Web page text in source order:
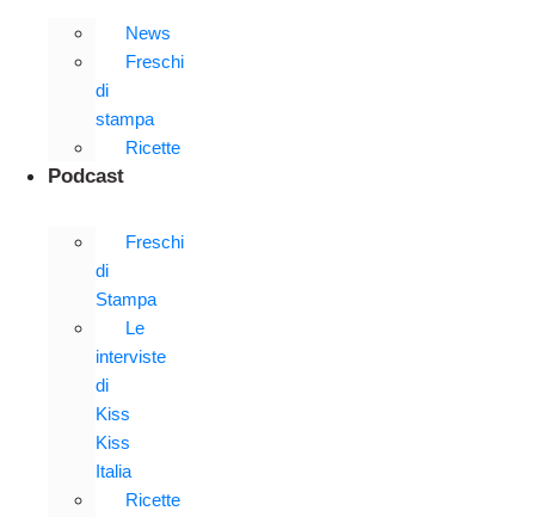
News
Freschi
di
stampa
Ricette
Podcast
Freschi
di
Stampa
Le
interviste
di
Kiss
Kiss
Italia
Ricette